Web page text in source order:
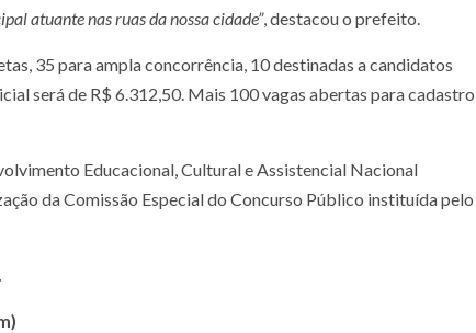
atuante nas ruas da nossa cidade”, destacou o prefeito.
35 para ampla concorrência, 10 destinadas a candidatos
será de R$ 6.312,50. Mais 100 vagas abertas para cadastro
Educacional, Cultural e Assistencial Nacional
da Comissão Especial do Concurso Público instituída pelo